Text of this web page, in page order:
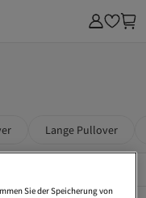
Lange Pullover
Sie der Speicherung von